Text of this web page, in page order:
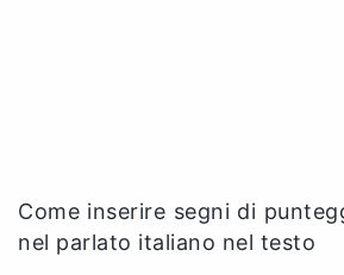
Come inserire segni di
nel parlato italiano nel testo